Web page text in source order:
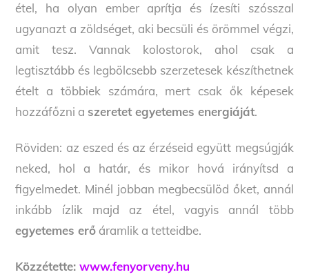
étel, ha olyan ember aprítja és ízesíti szósszal
ugyanazt a zöldséget, aki becsüli és örömmel végzi,
amit tesz. Vannak kolostorok, ahol csak a
legtisztább és legbölcsebb szerzetesek készíthetnek
ételt a többiek számára, mert csak ők képesek
hozzáfőzni aszeretet egyetemes energiáját.
Röviden: az eszed és az érzéseid együtt megsúgják
neked, hol a határ, és mikor hová irányítsd a
figyelmedet. Minél jobban megbecsülöd őket, annál
inkább ízlik majd az étel, vagyis annál több
egyetemes erő áramlik a tetteidbe.
Közzétette:www.fenyorveny.hu